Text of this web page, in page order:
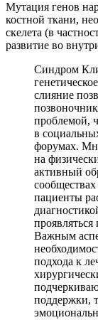
Мутация генов
костной ткани,
скелета (в
развитие во
Синдром
слияние
проблемой,
в
форумах.
на
активный
пациенты
Важным
подхода к
поддержки,